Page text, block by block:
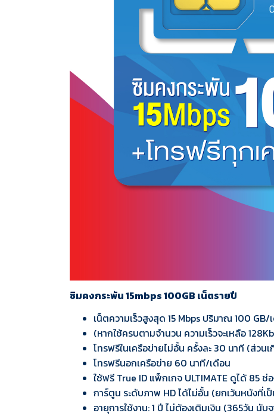
ซิมคงกระพัน 15mbps 100GB เน็ตรายปี
เน็ตความเร็วสูงสุด 15 Mbps ปริมาณ 100 GB/
(หากใช้ครบตามจำนวน ความเร็วจะเหลือ
โทรฟรีในเครือข่ายไม่อั้น ครั้งละ 30 นาที (ส่ว
โทรฟรีนอกเครือข่าย 60 นาที/เดือน
ใช้ฟรี True ID แพ็กเกจ ULTIMATE ดูได้ 85 ช่
การ์ตูน ระดับภาพ HD ได้ไม่อั้น (ยกเว้นหนังที่
อายุการใช้งาน: 1 ปี ไม่ต้องเติมเงิน (365วัน นับ